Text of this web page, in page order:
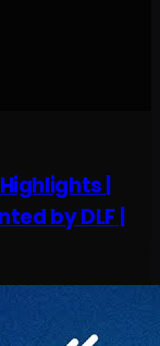
|
by DLF |